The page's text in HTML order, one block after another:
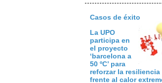
Casos de éxito
La UPO
participa en
el proyecto
‘barcelona a
50 ºC’ para
reforzar la resiliencia
frente al calor